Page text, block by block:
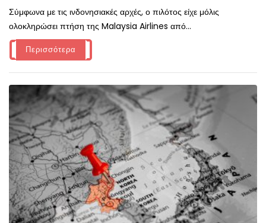
Σύμφωνα με τις ινδονησιακές αρχές, ο πιλότος είχε μόλις
ολοκληρώσει πτήση της Malaysia Airlines από...
Περισσότερα